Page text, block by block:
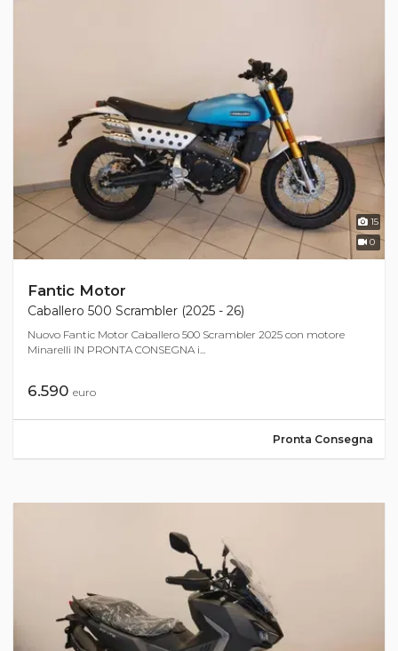
15
0
Fantic Motor
Caballero 500 Scrambler (2025 - 26)
Nuovo Fantic Motor Caballero 500 Scrambler 2025 con motore
Minarelli IN PRONTA CONSEGNA i...
6.590 euro
Pronta Consegna